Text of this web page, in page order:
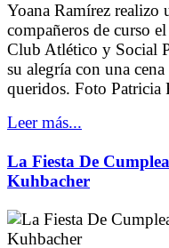
Yoana Ramírez realizo
compañeros de curso
Club Atlético y Social
su alegría con una
queridos. Foto Patricia
Leer más...
La Fiesta De
Kuhbacher